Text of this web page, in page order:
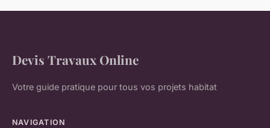
Devis Travaux Online
Votre guide pratique pour tous vos projets habitat
NAVIGATION